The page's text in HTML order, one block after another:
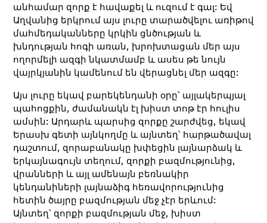
անհամար զորք է հավաքել և ուզում է գալ: Եվ
Աղվանից երկրում այս լուրը տարածվելու առիթով
մահմեդականները կրկին ցնծության և
խնդության հոգի առան, խրոխտացան մեր այս
ողորմելի ազգի նկատմամբ և ասես թե նույն
վայրկյանին կամենում են վերացնել մեր ազգը:
Այս լուրը եկավ բարեկենդանի օրը՝ այլակերպյալ
պահոցքին, ժամանակն էլ խիստ տոթ էր հուլիս
ամսին: Արդարև պարսից զորքը շարժվեց, եկավ
Երասխ գետի այնկողմը և այնտեղ՝ հարթածավալ
դաշտում, զորաբանակը խփեցին լայնարձակ և
երկայնագույն տեղում, զորքի բազմությունից,
վրանների և այլ ամենայն բեռնակիր
կենդանիների լայնաձիգ հեռավորությունից
հետին ծայրը բազմության մեջ չէր երևում:
Այնտեղ՝ զորքի բազմության մեջ, խիստ